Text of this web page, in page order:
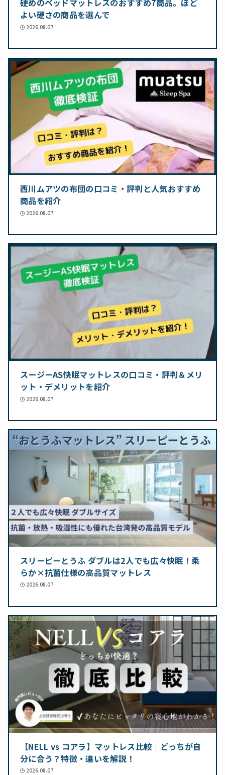
硬めのベッドマットレスのおすすめ7商品。ほど
よい硬さの商品を選んで
2026.08.07
西川ムアツの布団の口コミ・評判と人気おすすめ
商品を紹介
2026.08.07
スージーAS快眠マットレスの口コミ・評判＆メリ
ット・デメリットを紹介
2026.08.07
スリーピーとうふ ダブルは2人でも広々快眠！柔
らか×抗菌仕様の高品質マットレス
2026.08.07
【NELL vs コアラ】マットレス比較｜どっちが自
分に合う？特徴・違いを解説！
2026.08.07